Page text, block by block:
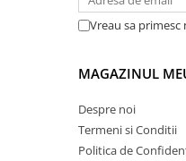
Vreau sa
MAGAZINUL
Despre noi
Termeni si Conditii
Politica de